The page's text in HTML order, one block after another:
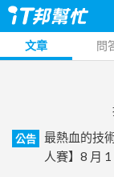
文章 問
公告
最熱血的技
人賽】8 月